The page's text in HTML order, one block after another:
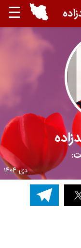
☰
دی ۱۴۰۴